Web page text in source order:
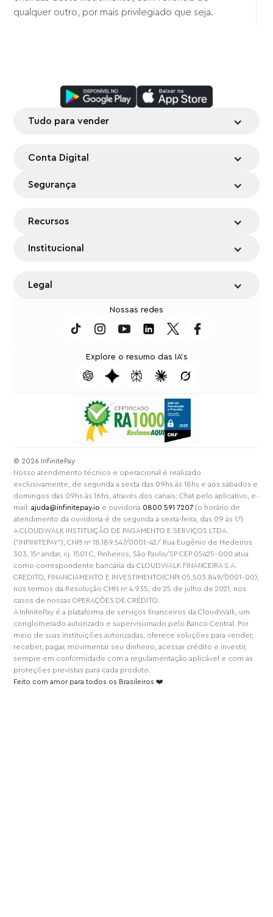
qualquer outro, por mais privilegiado que seja.
Tudo para vender
Conta Digital
Segurança
Recursos
Institucional
Legal
Nossas redes
Explore o resumo das IA's
⁠© 2026 InfinitePay
Nosso atendimento técnico e operacional é realizado
exclusivamente, de segunda a sexta das 09hs às 18hs e aos sábados e
domingos das 09hs às 16hs, através dos canais: Chat pelo aplicativo, e-
mail:ajuda@infinitepay.io e ouvidoria 0800 591 7207 (o horário de
atendimento da ouvidoria é de segunda a sexta-feira, das 09 às 17)
A CLOUDWALK INSTITUIÇÃO DE PAGAMENTO E SERVIÇOS LTDA.
("INFINITEPAY"), CNPJ nº 18.189.547/0001-42/ Rua Eugênio de Medeiros
303, 15º andar, cj. 1501 C, Pinheiros, São Paulo/SP CEP 05425-000 atua
como correspondente bancária da CLOUDWALK FINANCEIRA S.A.
CREDITO, FINANCIAMENTO E INVESTIMENTO(CNPJ 05.503.849/0001-00),
nos termos da Resolução CMN nº 4.935, de 25 de julho de 2021, nos
casos de nossas OPERAÇÕES DE CRÉDITO.
A InfinitePay é a plataforma de serviços financeiros da CloudWalk, um
conglomerado autorizado e supervisionado pelo Banco Central. Por
meio de suas instituições autorizadas, oferece soluções para vender,
receber, pagar, movimentar seu dinheiro, acessar crédito e investir,
sempre em conformidade com a regulamentação aplicável e com as
proteções previstas para cada produto.
Feito com amor para todos os Brasileiros ❤️